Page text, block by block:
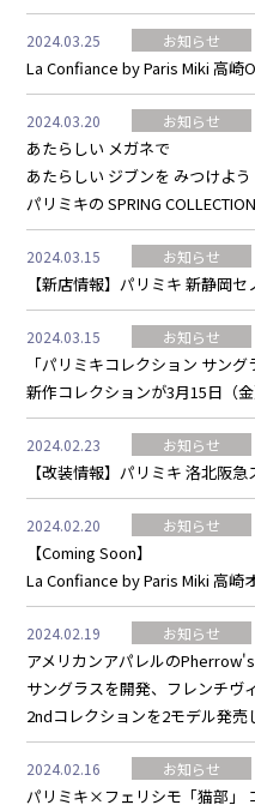
2024.03.25 お知らせ
La Confiance by Paris Miki 高崎
2024.03.20 お知らせ
あたらしい メガネで
あたらしい ジブンを みつけよう
パリミキの SPRING COLLECTION
2024.03.15 お知らせ
【新店情報】パリミキ 新静岡
2024.03.15 お知らせ
「パリミキコレクション サング
新作コレクションが3月15日（
2024.02.23 お知らせ
【改装情報】パリミキ 洛北阪
2024.02.20 お知らせ
【Coming Soon】
La Confiance by Paris Miki 高崎
2024.02.19 お知らせ
アメリカンアパレルの
サングラスを開発、フレンチヴ
2ndコレクションを2モデル発売
2024.02.16 お知らせ
パリミキ×フェリシモ「猫部」